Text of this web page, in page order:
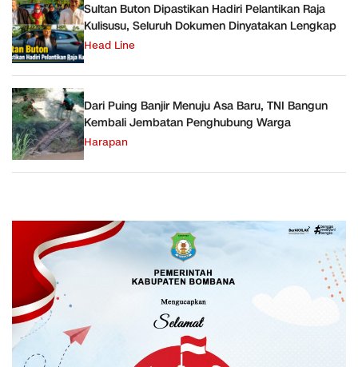
Sultan Buton Dipastikan Hadiri Pelantikan Raja
Kulisusu, Seluruh Dokumen Dinyatakan Lengkap
Head Line
Dari Puing Banjir Menuju Asa Baru, TNI Bangun
Kembali Jembatan Penghubung Warga
Harapan